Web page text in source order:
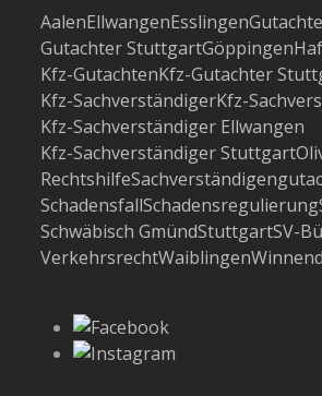
AalenEllwangenEsslingen
Gutachter StuttgartGöppingen
Kfz-GutachtenKfz-Gutachter
Kfz-SachverständigerKfz-
Kfz-Sachverständiger Ellwangen
Kfz-Sachverständiger Stuttgart
Rechtshilfe
SchadensfallSchadensregulierung
Schwäbisch GmündStuttgartSV-
VerkehrsrechtWaiblingen